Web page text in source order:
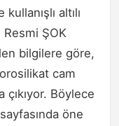
altılı
Resmi ŞOK
bilgilere göre,
cam
çıkıyor. Böylece
öne